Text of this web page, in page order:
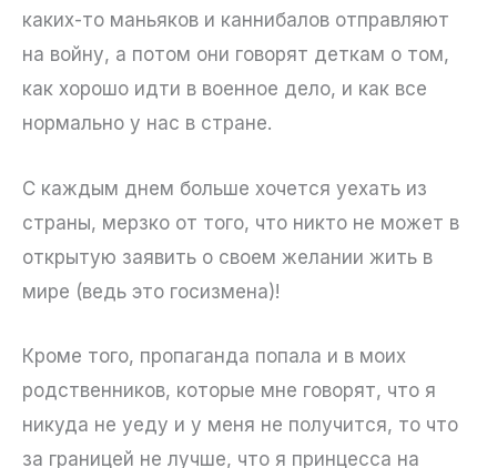
каких-то маньяков и каннибалов отправляют
на войну, а потом они говорят деткам о том,
как хорошо идти в военное дело, и как все
нормально у нас в стране.
С каждым днем больше хочется уехать из
страны, мерзко от того, что никто не может в
открытую заявить о своем желании жить в
мире (ведь это госизмена)!
Кроме того, пропаганда попала и в моих
родственников, которые мне говорят, что я
никуда не уеду и у меня не получится, то что
за границей не лучше, что я принцесса на